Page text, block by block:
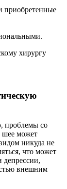
приобретенные
проблемы со
шее может
никуда не
что может
депрессии,
внешним